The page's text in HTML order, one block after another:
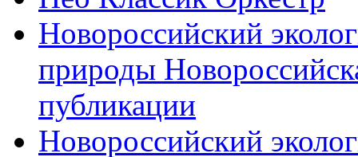
Новороссийский
природы
публикации
Новороссийский